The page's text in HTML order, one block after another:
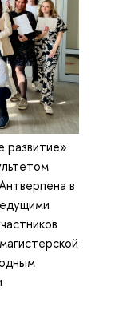
развитие»
в